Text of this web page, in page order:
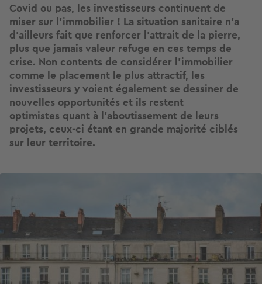
Covid ou pas, les investisseurs continuent de
miser sur l'immobilier ! La situation sanitaire n'a
d'ailleurs fait que renforcer l'attrait de la pierre,
plus que jamais valeur refuge en ces temps de
crise. Non contents de considérer l'immobilier
comme le placement le plus attractif, les
investisseurs y voient également se dessiner de
nouvelles opportunités et ils restent
optimistes quant à l'aboutissement de leurs
projets, ceux-ci étant en grande majorité ciblés
sur leur territoire.
Image